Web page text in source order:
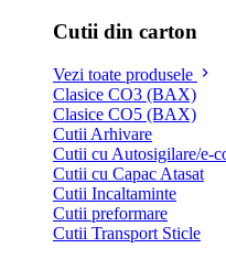
Cutii din carton
Vezi toate produsele
Clasice CO3 (BAX)
Clasice CO5 (BAX)
Cutii Arhivare
Cutii cu Autosigilare/e-
Cutii cu Capac Atasat
Cutii Incaltaminte
Cutii preformare
Cutii Transport Sticle